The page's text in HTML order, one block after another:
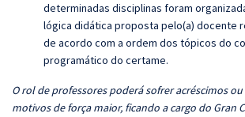
determinadas disciplinas foram
lógica didática proposta pelo(a) docente
de acordo com a ordem dos tópicos do
programático do certame.
O rol de professores poderá sofrer acréscimos
motivos de força maior, ficando a cargo do Gran